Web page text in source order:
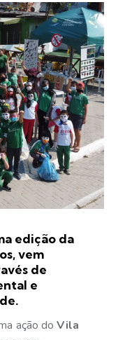
edição da
vem
de
e
ação doVila